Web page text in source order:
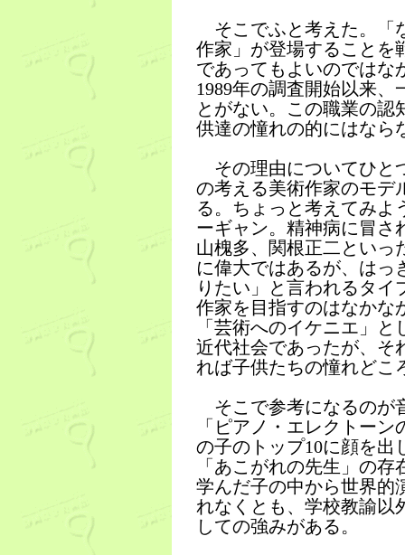
そこでふと考えた。「
作家」が登場することを
であってもよいのではな
1989年の調査開始以来
とがない。この職業の認
供達の憧れの的にはなら
その理由についてひと
の考える美術作家のモデ
る。ちょっと考えてみよ
ーギャン。精神病に冒さ
山槐多、関根正二といっ
に偉大ではあるが、はっ
りたい」と言われるタ
作家を目指すのはなかな
「芸術へのイケニエ」
近代社会であったが、そ
れば子供たちの憧れどこ
そこで参考になるのが
「ピアノ・エレクトー
の子のトップ10に顔を出
「あこがれの先生」の
学んだ子の中から世界的
れなくとも、学校教諭以
しての強みがある。